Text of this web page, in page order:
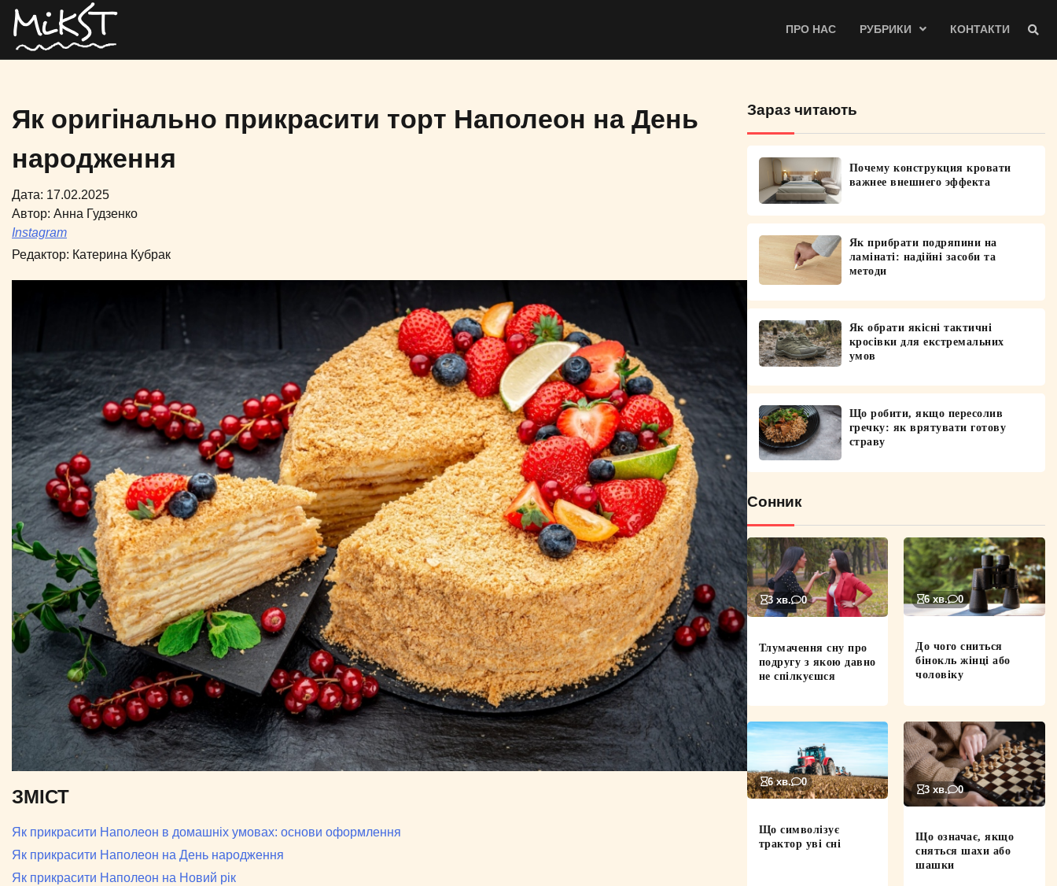
ПРО НАС РУБРИКИ КОНТАКТИ
Як оригінально прикрасити торт Наполеон на День
народження
Дата: 17.02.2025
Автор: Анна Гудзенко
Instagram
Редактор: Катерина Кубрак
ЗМІСТ
Як прикрасити Наполеон в домашніх умовах: основи оформлення
Як прикрасити Наполеон на День народження
Як прикрасити Наполеон на Новий рік
Зараз читають
Почему конструкция кровати
важнее внешнего эффекта
Як прибрати подряпини на
ламінаті: надійні засоби та
методи
Як обрати якісні тактичні
кросівки для екстремальних
умов
Що робити, якщо пересолив
гречку: як врятувати готову
страву
Сонник
3 хв. 0
Тлумачення сну про
подругу з якою давно
не спілкуєшся
6 хв. 0
До чого сниться
бінокль жінці або
чоловіку
6 хв. 0
Що символізує
трактор уві сні
3 хв. 0
Що означає, якщо
сняться шахи або
шашки